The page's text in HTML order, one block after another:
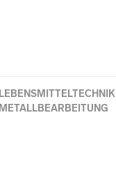
LEBENSMITTELTECHNIK
METALLBEARBEITUNG